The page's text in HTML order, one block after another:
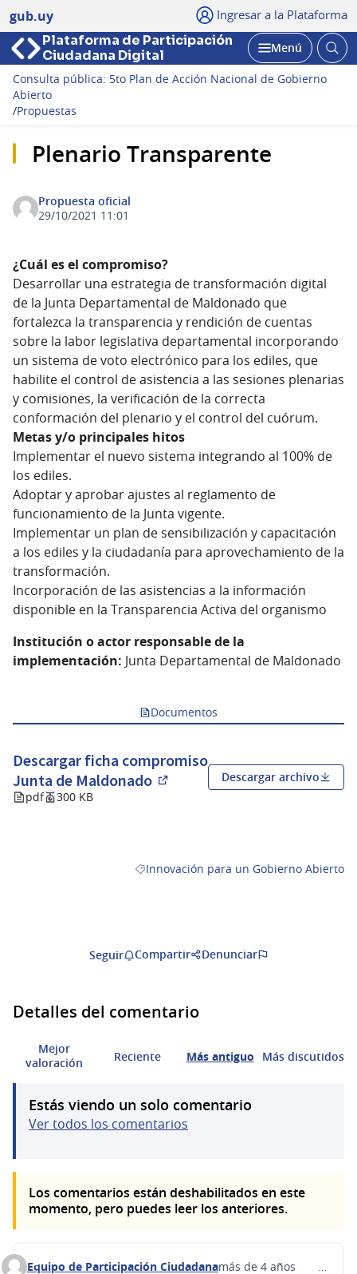
gub.uy Ingresar a la Plataforma
Plataforma de Participación
Ciudadana Digital
Abrir
Menú
Consulta pública: 5to Plan de Acción Nacional de Gobierno
Abierto
/Propuestas
Plenario Transparente
Propuesta oficial
29/10/2021 11:01
¿Cuál es el compromiso?
Desarrollar una estrategia de transformación digital
de la Junta Departamental de Maldonado que
fortalezca la transparencia y rendición de cuentas
sobre la labor legislativa departamental incorporando
un sistema de voto electrónico para los ediles, que
habilite el control de asistencia a las sesiones plenarias
y comisiones, la verificación de la correcta
conformación del plenario y el control del cuórum.
Metas y/o principales hitos
Implementar el nuevo sistema integrando al 100% de
los ediles.
Adoptar y aprobar ajustes al reglamento de
funcionamiento de la Junta vigente.
Implementar un plan de sensibilización y capacitación
a los ediles y la ciudadanía para aprovechamiento de la
transformación.
Incorporación de las asistencias a la información
disponible en la Transparencia Activa del organismo
Institución o actor responsable de la
implementación: Junta Departamental de Maldonado
Documentos
Descargar ficha compromiso
Junta de Maldonado
(Abrir en una pestaña nueva)
pdf 300 KB
Descargar archivo
Resultados al filtrar por la categoría:
Innovación para un Gobierno Abierto
Seguir Compartir Denunciar
Detalles del comentario
Mejor
valoración
Reciente Más antiguo Más discutidos
Estás viendo un solo comentario
Ver todos los comentarios
Los comentarios están deshabilitados en este
momento, pero puedes leer los anteriores.
Equipo de Participación Ciudadanamás de 4 años